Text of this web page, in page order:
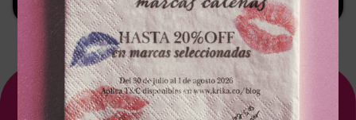
Suscríbete A Nuestro NewsLetter